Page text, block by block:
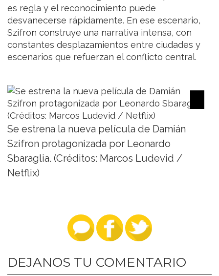
es regla y el reconocimiento puede
desvanecerse rápidamente. En ese escenario,
Szifron construye una narrativa intensa, con
constantes desplazamientos entre ciudades y
escenarios que refuerzan el conflicto central.
Se estrena la nueva película de Damián
Szifron protagonizada por Leonardo
Sbaraglia. (Créditos: Marcos Ludevid /
Netflix)
DEJANOS TU COMENTARIO